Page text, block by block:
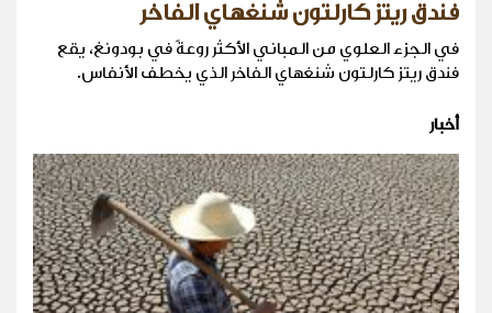
فندق ريتز كارلتون شنغهاي الفاخر
في الجزء العلوي من المباني الأكثر روعةً في بودونغ، يقع
فندق ريتز كارلتون شنغهاي الفاخر الذي يخطف الأنفاس.
أخبار